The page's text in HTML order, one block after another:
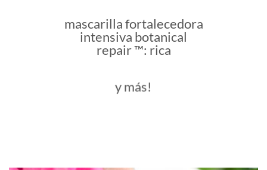
mascarilla fortalecedora
intensiva botanical
repair ™: rica
y más!